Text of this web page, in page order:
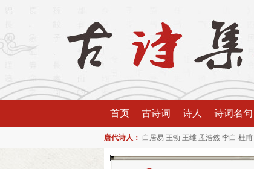
首页 古诗词 诗人 诗词名句
唐代诗人： 白居易 王勃 王维 孟浩然 李白 杜甫